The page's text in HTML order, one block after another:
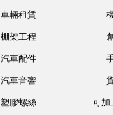
車輛租賃
棚架工程
汽車配件
汽車音響
塑膠螺絲 可加